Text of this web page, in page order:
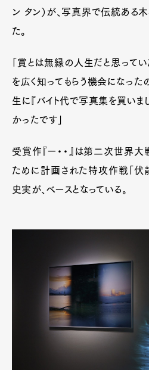
ン タン）が、写真界で伝統ある
た。
「賞とは無縁の人生だと思って
を広く知ってもらう機会になった
生に『バイト代で写真集を買いま
かったです」
受賞作『ー・・』は第二次世界
ために計画された特攻作戦「伏龍
史実が、ベースとなっている。